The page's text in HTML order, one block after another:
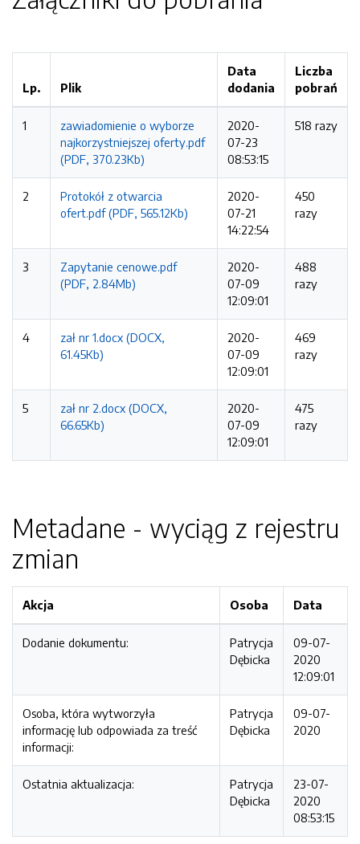
Lp. Plik
Data
dodania
Liczba
pobrań
1
zawiadomienie o wyborze
najkorzystniejszej oferty.pdf
(PDF, 370.23Kb)
2020-
07-23
08:53:15
518 razy
2
Protokół z otwarcia
ofert.pdf (PDF, 565.12Kb)
2020-
07-21
14:22:54
450
razy
3
Zapytanie cenowe.pdf
(PDF, 2.84Mb)
2020-
07-09
12:09:01
488
razy
4
zał nr 1.docx (DOCX,
61.45Kb)
2020-
07-09
12:09:01
469
razy
5
zał nr 2.docx (DOCX,
66.65Kb)
2020-
07-09
12:09:01
475
razy
Metadane - wyciąg z rejestru
zmian
Akcja Osoba Data
Dodanie dokumentu:
Patrycja
Dębicka
09-07-
2020
12:09:01
Osoba, która wytworzyła
informację lub odpowiada za treść
informacji:
Patrycja
Dębicka
09-07-
2020
Ostatnia aktualizacja:
Patrycja
Dębicka
23-07-
2020
08:53:15